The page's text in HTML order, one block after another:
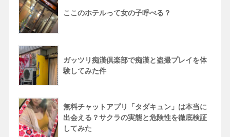
ここのホテルって女の子呼べる？
ガッツリ痴漢倶楽部で痴漢と盗撮プレイを体
験してみた件
無料チャットアプリ「タダキュン」は本当に
出会える？サクラの実態と危険性を徹底検証
してみた